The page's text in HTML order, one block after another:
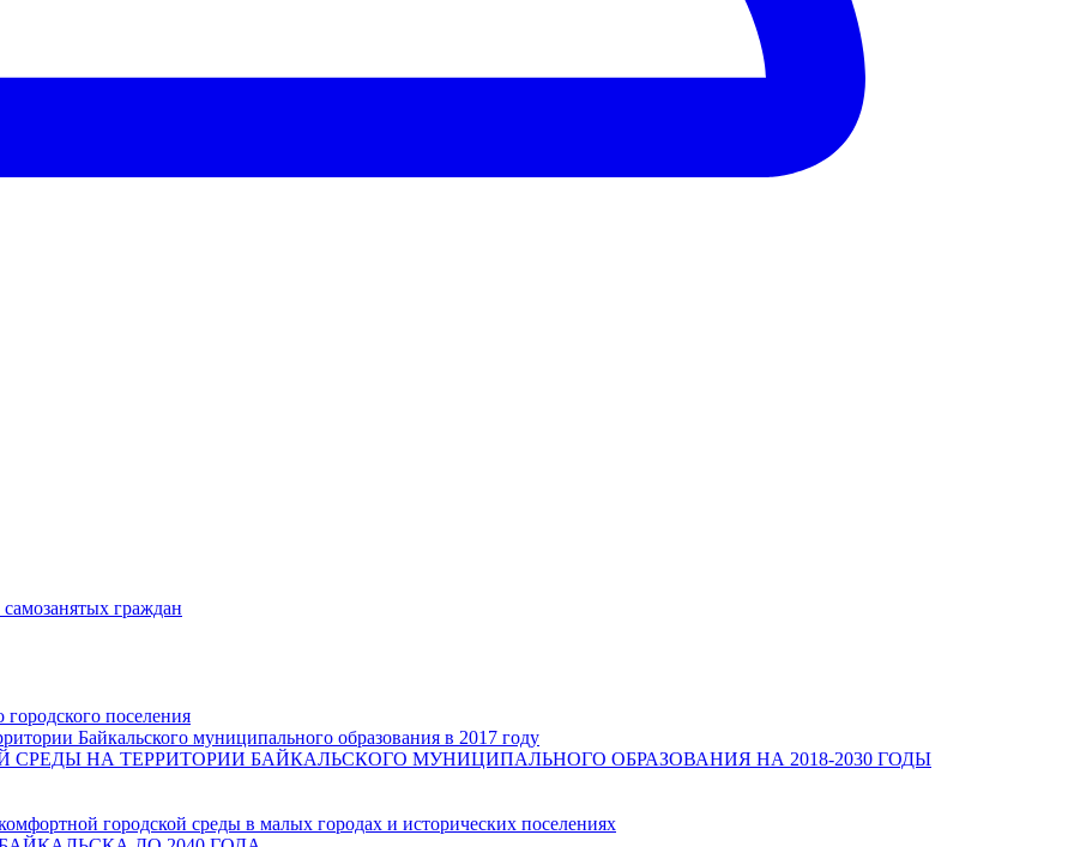
граждан
поселения
Байкальского муниципального образования в 2017 году
НА ТЕРРИТОРИИ БАЙКАЛЬСКОГО МУНИЦИПАЛЬНОГО ОБРАЗОВАНИЯ НА 2018-2030 ГОДЫ
городской среды в малых городах и исторических поселениях